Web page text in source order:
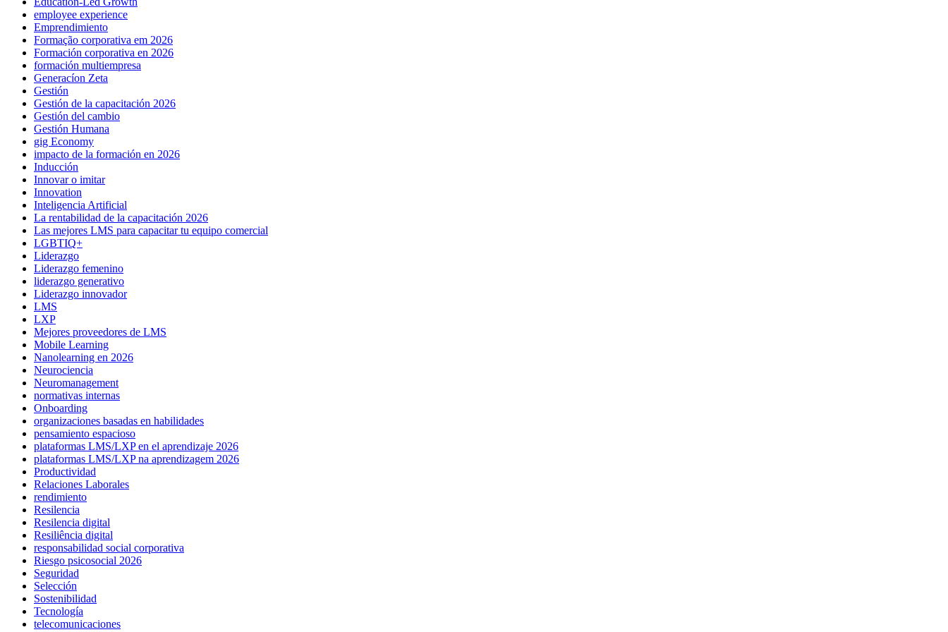
employee experience
Emprendimiento
Formação corporativa em 2026
Formación corporativa en 2026
formación multiempresa
Generacíon Zeta
Gestión
Gestión de la capacitación 2026
Gestión del cambio
Gestión Humana
gig Economy
impacto de la formación en 2026
Inducción
Innovar o imitar
Innovation
Inteligencia Artificial
La rentabilidad de la capacitación 2026
Las mejores LMS para capacitar tu equipo comercial
LGBTIQ+
Liderazgo
Liderazgo femenino
liderazgo generativo
Liderazgo innovador
LMS
LXP
Mejores proveedores de LMS
Mobile Learning
Nanolearning en 2026
Neurociencia
Neuromanagement
normativas internas
Onboarding
organizaciones basadas en habilidades
pensamiento espacioso
plataformas LMS/LXP en el aprendizaje 2026
plataformas LMS/LXP na aprendizagem 2026
Productividad
Relaciones Laborales
rendimiento
Resilencia
Resilencia digital
Resiliência digital
responsabilidad social corporativa
Riesgo psicosocial 2026
Seguridad
Selección
Sostenibilidad
Tecnología
telecomunicaciones